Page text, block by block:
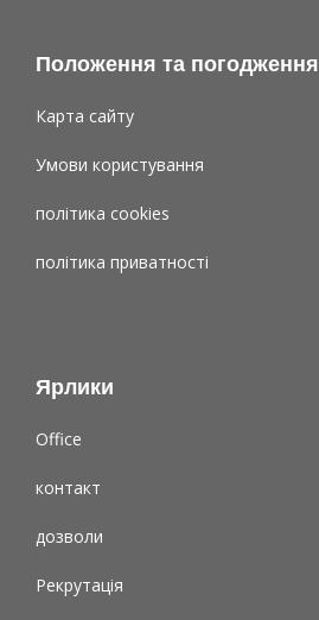
Положення та погодження
Карта сайту
Умови користування
політика cookies
політика приватності
Ярлики
Office
контакт
дозволи
Рекрутація